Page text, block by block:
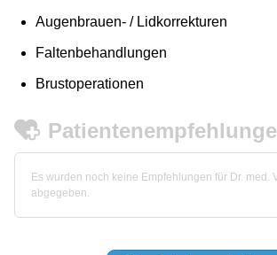
Augenbrauen- / Lidkorrekturen
Faltenbehandlungen
Brustoperationen
Es wurden noch keine Empfehlungen für Dr. med.
abgegeben.